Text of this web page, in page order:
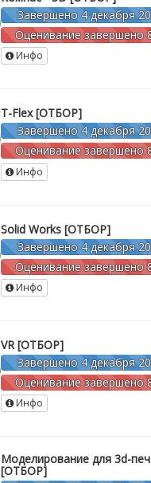
Завершено 4 декабря
Оценивание завершено
Инфо
T-Flex [ОТБОР]
Завершено 4 декабря
Оценивание завершено
Инфо
Solid Works [ОТБОР]
Завершено 4 декабря
Оценивание завершено
Инфо
VR [ОТБОР]
Завершено 4 декабря
Оценивание завершено
Инфо
Моделирование для 3d-
[ОТБОР]